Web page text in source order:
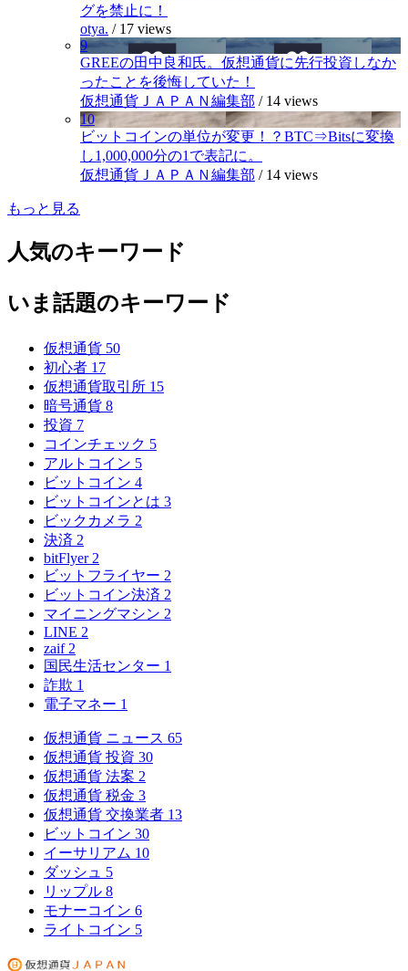
グを禁止に！
otya. / 17 views
9
GREEの田中良和氏。仮想通貨に先行投資しなか
ったことを後悔していた！
仮想通貨ＪＡＰＡＮ編集部 / 14 views
10
ビットコインの単位が変更！？BTC⇒Bitsに変換
し1,000,000分の1で表記に。
仮想通貨ＪＡＰＡＮ編集部 / 14 views
もっと見る
人気のキーワード
いま話題のキーワード
仮想通貨 50
初心者 17
仮想通貨取引所 15
暗号通貨 8
投資 7
コインチェック 5
アルトコイン 5
ビットコイン 4
ビットコインとは 3
ビックカメラ 2
決済 2
bitFlyer 2
ビットフライヤー 2
ビットコイン決済 2
マイニングマシン 2
LINE 2
zaif 2
国民生活センター 1
詐欺 1
電子マネー 1
仮想通貨 ニュース 65
仮想通貨 投資 30
仮想通貨 法案 2
仮想通貨 税金 3
仮想通貨 交換業者 13
ビットコイン 30
イーサリアム 10
ダッシュ 5
リップル 8
モナーコイン 6
ライトコイン 5